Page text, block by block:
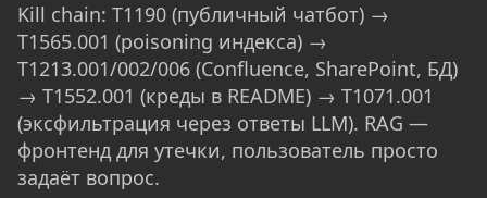
Kill chain: T1190 (публичный чатбот) →
T1565.001 (poisoning индекса) →
T1213.001/002/006 (Confluence, SharePoint, БД)
→ T1552.001 (креды в README) → T1071.001
(эксфильтрация через ответы LLM). RAG —
фронтенд для утечки, пользователь просто
задаёт вопрос.